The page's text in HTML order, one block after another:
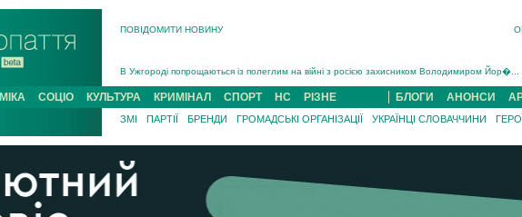
ПОВІДОМИТИ НОВИНУ
В Ужгороді попрощаються із полеглим на війні з росією захисником Володимиром Йор�...
В Ужгороді 5 серпня попрощаються із захисником Богданом Югасом, який два роки �...
Підтвердили загибель захисника із Нанкова на Хустщині Юліана Гербея (ФОТО)[/gree...
На війні з рф поліг військовий з Виноградова Ігнат Роздяловський (ФОТО)...
На Хустщині внаслідок ДТП за участі трьох авто постраждали 13 людей (ФОТО)...
Інструктора районного ТЦК на Закарпатті судитимуть за обвинувачен...
СОЦІО КУЛЬТУРА КРИМІНАЛ СПОРТ НС РІЗНЕ БЛОГИ АНОНСИ
ЗМІ ПАРТІЇ БРЕНДИ ГРОМАДСЬКІ ОРГАНІЗАЦІЇ УКРАЇНЦІ СЛОВАЧЧИНИ